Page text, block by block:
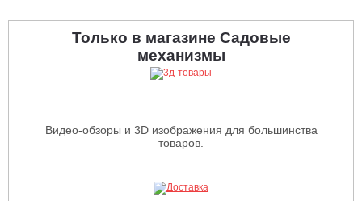
Только в магазине Садовые
механизмы
Видео-обзоры и 3D изображения для большинства
товаров.